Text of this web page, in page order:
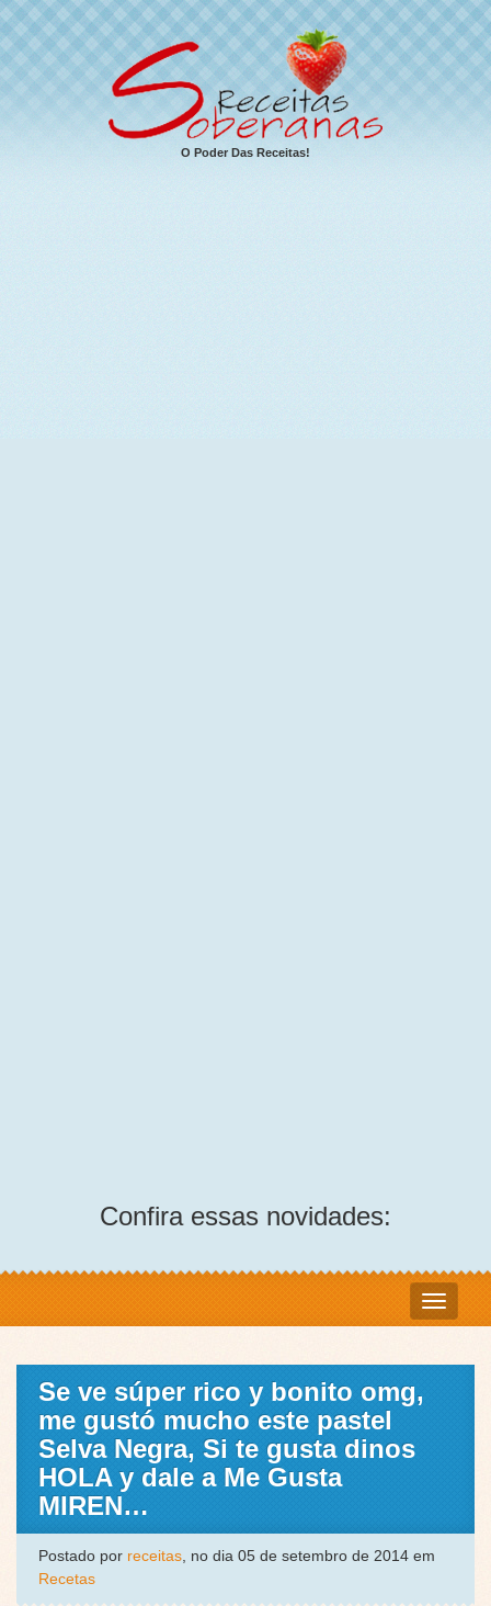
O Poder Das Receitas!
Confira essas novidades:
Se ve súper rico y bonito omg,
me gustó mucho este pastel
Selva Negra, Si te gusta dinos
HOLA y dale a Me Gusta
MIREN…
Postado por receitas, no dia 05 de setembro de 2014 em
Recetas